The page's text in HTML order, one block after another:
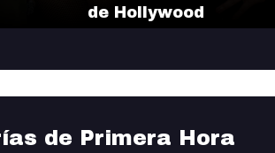
de Hollywood
de Primera Hora